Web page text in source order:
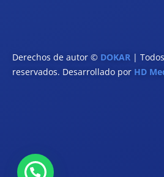
Derechos de autor © DOKAR |
reservados. Desarrollado por HD